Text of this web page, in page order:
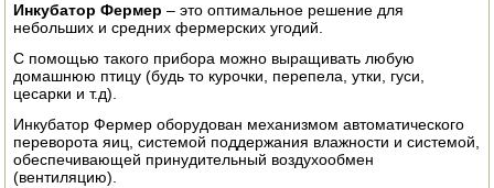
ГАЗОВЫЕ БАЛЛОНЫ
НАСТОЛЬНЫЕ ПЛИТЫ
ЭЛЕКТРО И БЕНЗО ИНСТРУМЕНТ
ОПРЫСКИВАТЕЛИ
Инкубатор Фермер – это оптимальное решение для
небольших и средних фермерских угодий.
С помощью такого прибора можно выращивать любую
домашнюю птицу (будь то курочки, перепела, утки, гуси,
цесарки и т.д).
Инкубатор Фермер оборудован механизмом автоматического
переворота яиц, системой поддержания влажности и системой,
обеспечивающей принудительный воздухообмен
(вентиляцию).